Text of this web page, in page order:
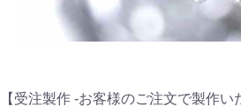
【受注製作 -お客様のご注文で製作